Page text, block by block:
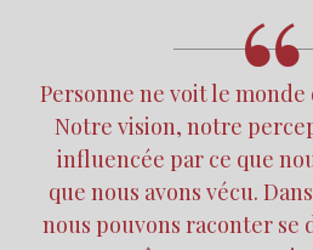
Personne ne voit le
Notre vision, notre
influencée par ce que
que nous avons vécu.
nous pouvons raconter se